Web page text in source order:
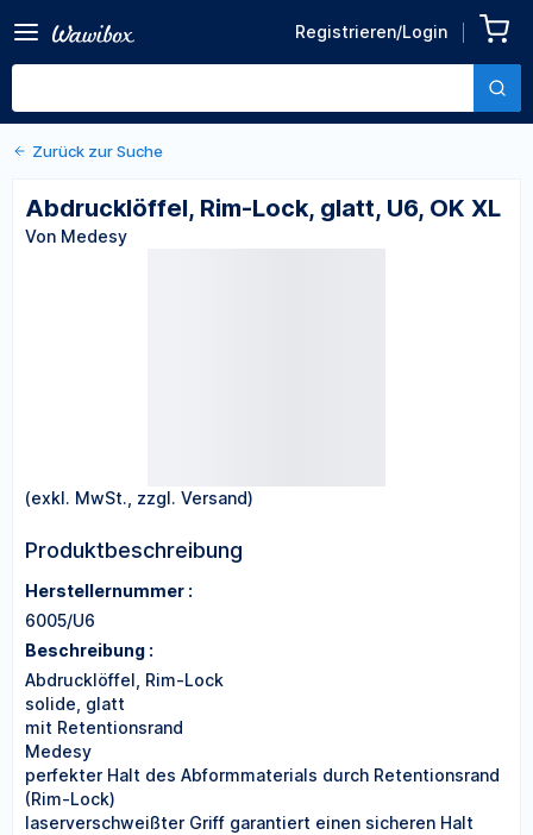
Registrieren/Login
glatt, U6, OK XL
Von Medesy
Zurück zu den Produktdetails
Zurück zur Suche
Abdrucklöffel, Rim-Lock, glatt, U6, OK XL
Von Medesy
(exkl. MwSt., zzgl. Versand)
Produktbeschreibung
Herstellernummer :
6005/U6
Beschreibung :
Abdrucklöffel, Rim-Lock
solide, glatt
mit Retentionsrand
Medesy
perfekter Halt des Abformmaterials durch Retentionsrand
(Rim-Lock)
laserverschweißter Griff garantiert einen sicheren Halt